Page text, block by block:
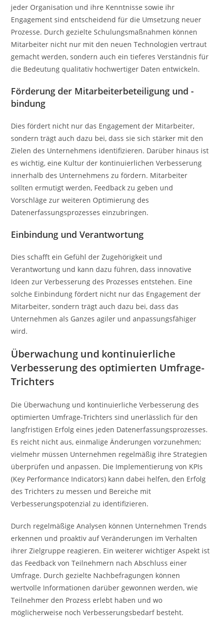
jeder Organisation und ihre Kenntnisse sowie ihr
Engagement sind entscheidend für die Umsetzung neuer
Prozesse. Durch gezielte Schulungsmaßnahmen können
Mitarbeiter nicht nur mit den neuen Technologien vertraut
gemacht werden, sondern auch ein tieferes Verständnis für
die Bedeutung qualitativ hochwertiger Daten entwickeln.
Förderung der Mitarbeiterbeteiligung und -
bindung
Dies fördert nicht nur das Engagement der Mitarbeiter,
sondern trägt auch dazu bei, dass sie sich stärker mit den
Zielen des Unternehmens identifizieren. Darüber hinaus ist
es wichtig, eine Kultur der kontinuierlichen Verbesserung
innerhalb des Unternehmens zu fördern. Mitarbeiter
sollten ermutigt werden, Feedback zu geben und
Vorschläge zur weiteren Optimierung des
Datenerfassungsprozesses einzubringen.
Einbindung und Verantwortung
Dies schafft ein Gefühl der Zugehörigkeit und
Verantwortung und kann dazu führen, dass innovative
Ideen zur Verbesserung des Prozesses entstehen. Eine
solche Einbindung fördert nicht nur das Engagement der
Mitarbeiter, sondern trägt auch dazu bei, dass das
Unternehmen als Ganzes agiler und anpassungsfähiger
wird.
Überwachung und kontinuierliche
Verbesserung des optimierten Umfrage-
Trichters
Die Überwachung und kontinuierliche Verbesserung des
optimierten Umfrage-Trichters sind unerlässlich für den
langfristigen Erfolg eines jeden Datenerfassungsprozesses.
Es reicht nicht aus, einmalige Änderungen vorzunehmen;
vielmehr müssen Unternehmen regelmäßig ihre Strategien
überprüfen und anpassen. Die Implementierung von KPIs
(Key Performance Indicators) kann dabei helfen, den Erfolg
des Trichters zu messen und Bereiche mit
Verbesserungspotenzial zu identifizieren.
Durch regelmäßige Analysen können Unternehmen Trends
erkennen und proaktiv auf Veränderungen im Verhalten
ihrer Zielgruppe reagieren. Ein weiterer wichtiger Aspekt ist
das Feedback von Teilnehmern nach Abschluss einer
Umfrage. Durch gezielte Nachbefragungen können
wertvolle Informationen darüber gewonnen werden, wie
Teilnehmer den Prozess erlebt haben und wo
möglicherweise noch Verbesserungsbedarf besteht.